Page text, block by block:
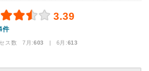
3.39
件
ス数 7月:603 | 6月:613